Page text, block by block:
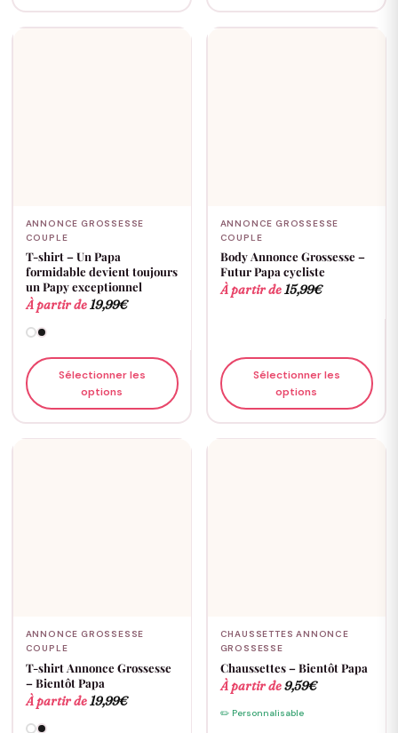
ANNONCE GROSSESSE
COUPLE
T-shirt – Un Papa
formidable devient toujours
un Papy exceptionnel
À partir de19,99€
Sélectionner les
options
ANNONCE GROSSESSE
COUPLE
Body Annonce Grossesse –
Futur Papa cycliste
À partir de15,99€
Sélectionner les
options
ANNONCE GROSSESSE
COUPLE
T-shirt Annonce Grossesse
– Bientôt Papa
À partir de19,99€
CHAUSSETTES ANNONCE
GROSSESSE
Chaussettes – Bientôt Papa
À partir de9,59€
✏️ Personnalisable